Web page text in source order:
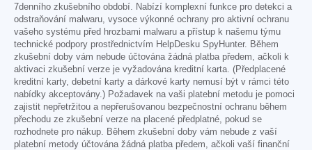
7denního zkušebního období. Nabízí komplexní funkce pro detekci a
odstraňování malwaru, vysoce výkonné ochrany pro aktivní ochranu
vašeho systému před hrozbami malwaru a přístup k našemu týmu
technické podpory prostřednictvím HelpDesku SpyHunter. Během
zkušební doby vám nebude účtována žádná platba předem, ačkoli k
aktivaci zkušební verze je vyžadována kreditní karta. (Předplacené
kreditní karty, debetní karty a dárkové karty nemusí být v rámci této
nabídky akceptovány.) Požadavek na vaši platební metodu je pomoci
zajistit nepřetržitou a nepřerušovanou bezpečnostní ochranu během
přechodu ze zkušební verze na placené předplatné, pokud se
rozhodnete pro nákup. Během zkušební doby vám nebude z vaší
platební metody účtována žádná platba předem, ačkoli vaší finanční